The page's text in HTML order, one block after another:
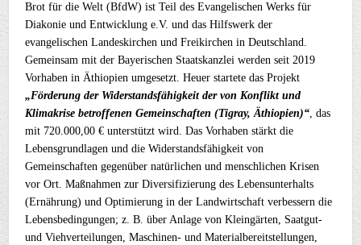
Brot für die Welt (BfdW) ist Teil des Evangelischen Werks für
Diakonie und Entwicklung e.V. und das Hilfswerk der
evangelischen Landeskirchen und Freikirchen in Deutschland.
Gemeinsam mit der Bayerischen Staatskanzlei werden seit 2019
Vorhaben in Äthiopien umgesetzt. Heuer startete das Projekt
„Förderung der Widerstandsfähigkeit der von Konflikt und
Klimakrise betroffenen Gemeinschaften (Tigray, Äthiopien)“, das
mit 720.000,00 € unterstützt wird. Das Vorhaben stärkt die
Lebensgrundlagen und die Widerstandsfähigkeit von
Gemeinschaften gegenüber natürlichen und menschlichen Krisen
vor Ort. Maßnahmen zur Diversifizierung des Lebensunterhalts
(Ernährung) und Optimierung in der Landwirtschaft verbessern die
Lebensbedingungen; z. B. über Anlage von Kleingärten, Saatgut-
und Viehverteilungen, Maschinen- und Materialbereitstellungen,